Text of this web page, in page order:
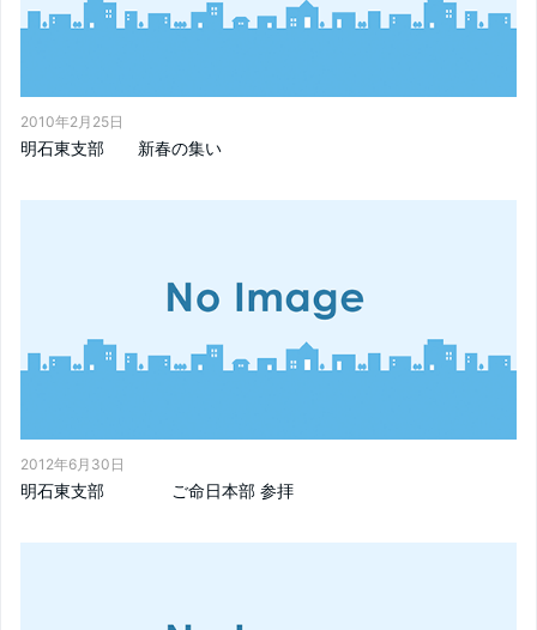
2010年2月25日
明石東支部 新春の集い
2012年6月30日
明石東支部 ご命日本部 参拝